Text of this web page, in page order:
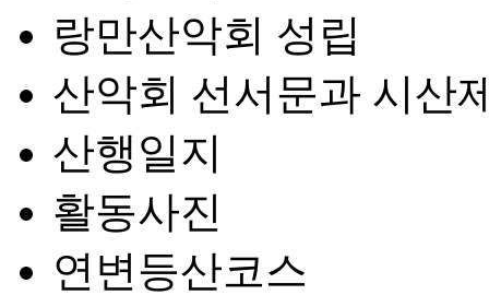
랑만산악회 성립
산악회 선서문과 시산
산행일지
활동사진
연변등산코스